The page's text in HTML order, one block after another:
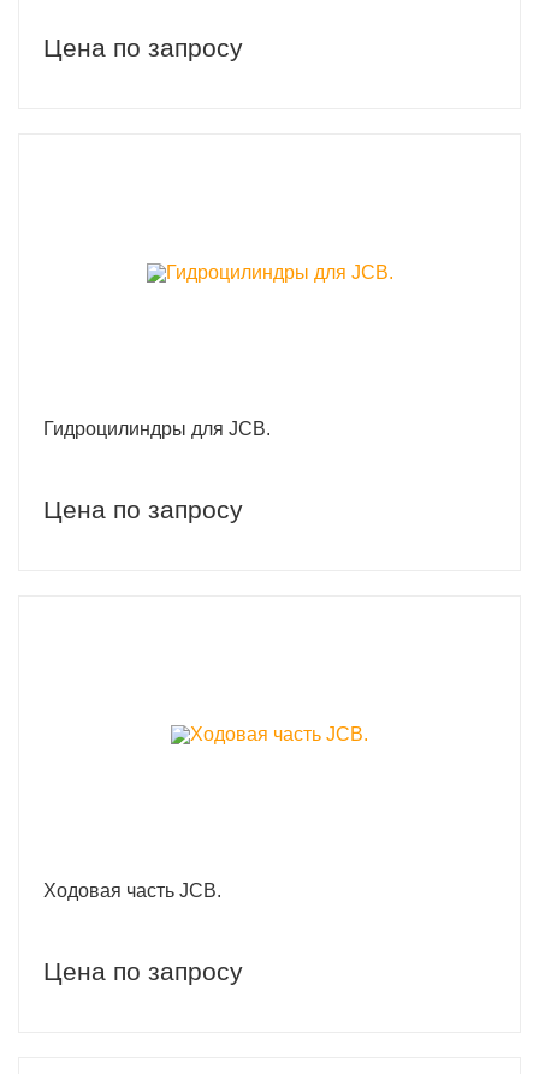
Цена по запросу
Гидроцилиндры для JCB.
Цена по запросу
Ходовая часть JCB.
Цена по запросу